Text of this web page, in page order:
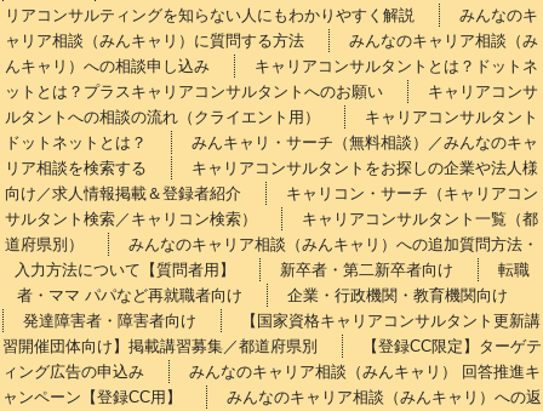
リアコンサルティングを知らない人にもわかりやすく解説
みんなのキ
ャリア相談（みんキャリ）に質問する方法
みんなのキャリア相談（み
んキャリ）への相談申し込み
キャリアコンサルタントとは？ドットネ
ットとは？プラスキャリアコンサルタントへのお願い
キャリアコンサ
ルタントへの相談の流れ（クライエント用）
キャリアコンサルタント
ドットネットとは？
みんキャリ・サーチ（無料相談）／みんなのキャ
リア相談を検索する
キャリアコンサルタントをお探しの企業や法人様
向け／求人情報掲載＆登録者紹介
キャリコン・サーチ（キャリアコン
サルタント検索／キャリコン検索）
キャリアコンサルタント一覧（都
道府県別）
みんなのキャリア相談（みんキャリ）への追加質問方法・
入力方法について【質問者用】
新卒者・第二新卒者向け
転職
者・ママ パパなど再就職者向け
企業・行政機関・教育機関向け
発達障害者・障害者向け
【国家資格キャリアコンサルタント更新講
習開催団体向け】掲載講習募集／都道府県別
【登録CC限定】ターゲテ
ィング広告の申込み
みんなのキャリア相談（みんキャリ） 回答推進キ
ャンペーン【登録CC用】
みんなのキャリア相談（みんキャリ）への返